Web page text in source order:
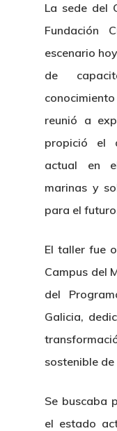
La sede del
Fundación
escenario
de
reunió a
propició el
actual en
marinas y
para el
El taller fue
Campus del
del
Galicia,
sostenible
Se buscaba
el estado